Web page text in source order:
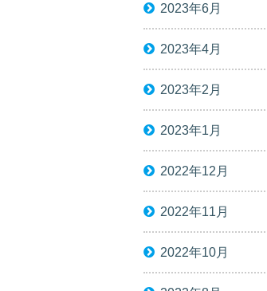
2023年6月
2023年4月
2023年2月
2023年1月
2022年12月
2022年11月
2022年10月